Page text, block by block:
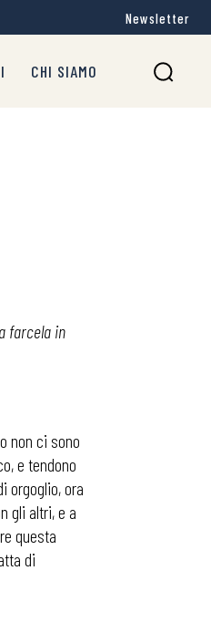
Newsletter
CHI SIAMO
farcela in
non ci sono
e tendono
orgoglio, ora
gli altri, e a
questa
di